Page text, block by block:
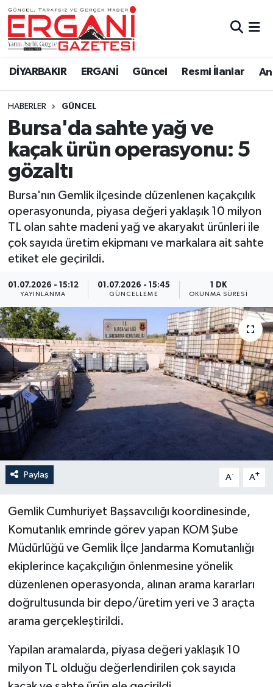
DİYARBAKIR ERGANİ Güncel Resmi İlanlar
HABERLER GÜNCEL
Bursa'da sahte yağ ve
kaçak ürün operasyonu: 5
gözaltı
Bursa'nın Gemlik ilçesinde düzenlenen kaçakçılık
operasyonunda, piyasa değeri yaklaşık 10 milyon
TL olan sahte madeni yağ ve akaryakıt ürünleri ile
çok sayıda üretim ekipmanı ve markalara ait sahte
etiket ele geçirildi.
01.07.2026 - 15:12
YAYINLANMA
01.07.2026 - 15:45
GÜNCELLEME
1 DK
OKUNMA SÜRESI
Paylaş A- A+
Gemlik Cumhuriyet Başsavcılığı koordinesinde,
Komutanlık emrinde görev yapan KOM Şube
Müdürlüğü ve Gemlik İlçe Jandarma Komutanlığı
ekiplerince kaçakçılığın önlenmesine yönelik
düzenlenen operasyonda, alınan arama kararları
doğrultusunda bir depo/üretim yeri ve 3 araçta
arama gerçekleştirildi.
Yapılan aramalarda, piyasa değeri yaklaşık 10
milyon TL olduğu değerlendirilen çok sayıda
DİYARBAKIR
BİSMİL
BAĞLAR
ERGANİ
Güncel
Eği̇ti̇m
Resmi İlanlar
Sağlık
Si̇yaset
Spor
Yaşam
Anali̇z
Bi̇li̇m & Teknoloji̇
Dünya
Eği̇ti̇m
Ergani Nöbetçi Eczaneler
Ergani Hava Durumu
Ergani Trafik Yoğunluk Haritası
Süper Lig Puan Durumu ve Fikstür
Tüm Manşetler
Son Dakika Haberleri
Haber Arşivi